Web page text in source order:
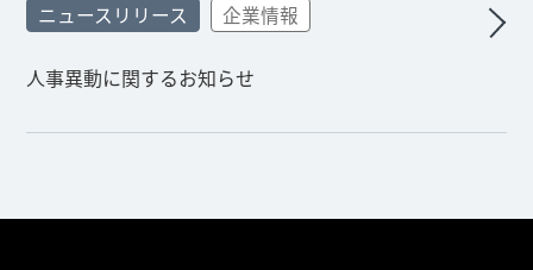
ニュースリリース 企業情報
人事異動に関するお知らせ